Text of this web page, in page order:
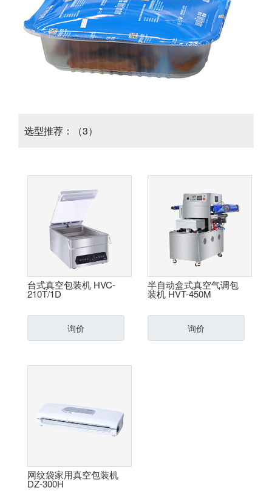
选型推荐：（3）
台式真空包装机 HVC-
210T/1D
询价
半自动盒式真空气调包
装机 HVT-450M
询价
网纹袋家用真空包装机
DZ-300H